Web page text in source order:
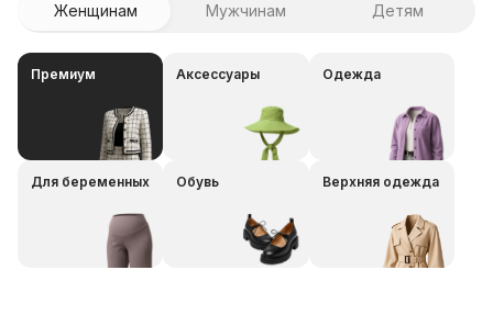
Женщинам Мужчинам Детям
Премиум Аксессуары Одежда
Для беременных Обувь Верхняя одежда